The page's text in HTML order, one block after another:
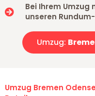
Bei Ihrem Umzug
unseren
Umzug:
Umzug Bremen